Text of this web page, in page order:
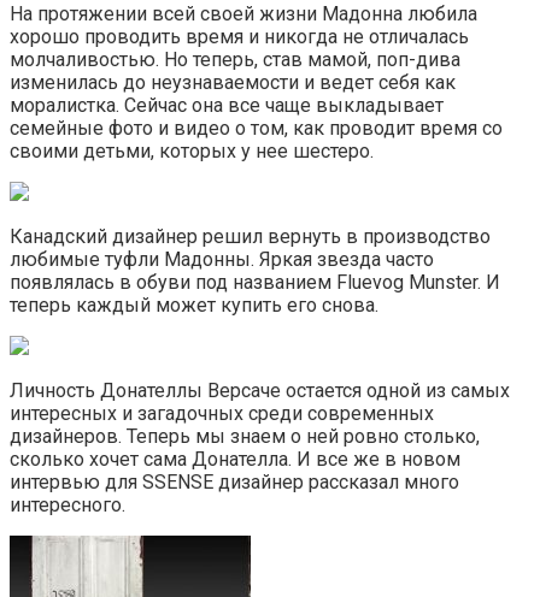
На протяжении всей своей жизни Мадонна любила
хорошо проводить время и никогда не отличалась
молчаливостью. Но теперь, став мамой, поп-дива
изменилась до неузнаваемости и ведет себя как
моралистка. Сейчас она все чаще выкладывает
семейные фото и видео о том, как проводит время со
своими детьми, которых у нее шестеро.
Канадский дизайнер решил вернуть в производство
любимые туфли Мадонны. Яркая звезда часто
появлялась в обуви под названием Fluevog Munster. И
теперь каждый может купить его снова.
Личность Донателлы Версаче остается одной из самых
интересных и загадочных среди современных
дизайнеров. Теперь мы знаем о ней ровно столько,
сколько хочет сама Донателла. И все же в новом
интервью для SSENSE дизайнер рассказал много
интересного.